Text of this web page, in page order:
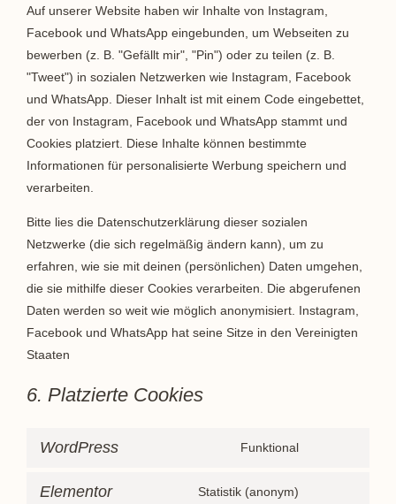
Auf unserer Website haben wir Inhalte von Instagram,
Facebook und WhatsApp eingebunden, um Webseiten zu
bewerben (z. B. "Gefällt mir", "Pin") oder zu teilen (z. B.
"Tweet") in sozialen Netzwerken wie Instagram, Facebook
und WhatsApp. Dieser Inhalt ist mit einem Code eingebettet,
der von Instagram, Facebook und WhatsApp stammt und
Cookies platziert. Diese Inhalte können bestimmte
Informationen für personalisierte Werbung speichern und
verarbeiten.
Bitte lies die Datenschutzerklärung dieser sozialen
Netzwerke (die sich regelmäßig ändern kann), um zu
erfahren, wie sie mit deinen (persönlichen) Daten umgehen,
die sie mithilfe dieser Cookies verarbeiten. Die abgerufenen
Daten werden so weit wie möglich anonymisiert. Instagram,
Facebook und WhatsApp hat seine Sitze in den Vereinigten
Staaten
6. Platzierte Cookies
WordPress Funktional
Elementor Statistik (anonym)